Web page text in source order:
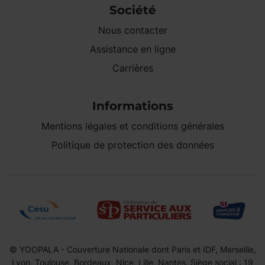
Société
Nous contacter
Assistance en ligne
Carrières
Informations
Mentions légales et conditions générales
Politique de protection des données
© YOOPALA - Couverture Nationale dont Paris et IDF, Marseille,
Lyon, Toulouse, Bordeaux, Nice, Lille, Nantes. Siège social : 19